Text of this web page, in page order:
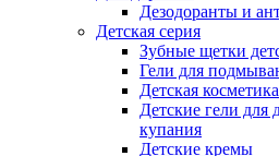
Дезодоранты и
Детская серия
Зубные щетки
Гели для
Детская косметика
Детские гели для
купания
Детские кремы